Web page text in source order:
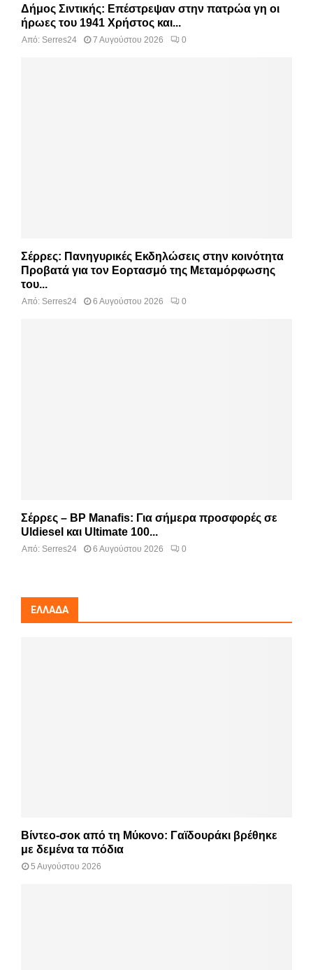
Δήμος Σιντικής: Επέστρεψαν στην πατρώα γη οι
ήρωες του 1941 Χρήστος και...
Από: Serres24 7 Αυγούστου 2026 0
Σέρρες: Πανηγυρικές Εκδηλώσεις στην κοινότητα
Προβατά για τον Εορτασμό της Μεταμόρφωσης
του...
Από: Serres24 6 Αυγούστου 2026 0
Σέρρες – BP Manafis: Για σήμερα προσφορές σε
Uldiesel και Ultimate 100...
Από: Serres24 6 Αυγούστου 2026 0
ΕΛΛΆΔΑ
Βίντεο-σοκ από τη Μύκονο: Γαϊδουράκι βρέθηκε
με δεμένα τα πόδια
5 Αυγούστου 2026